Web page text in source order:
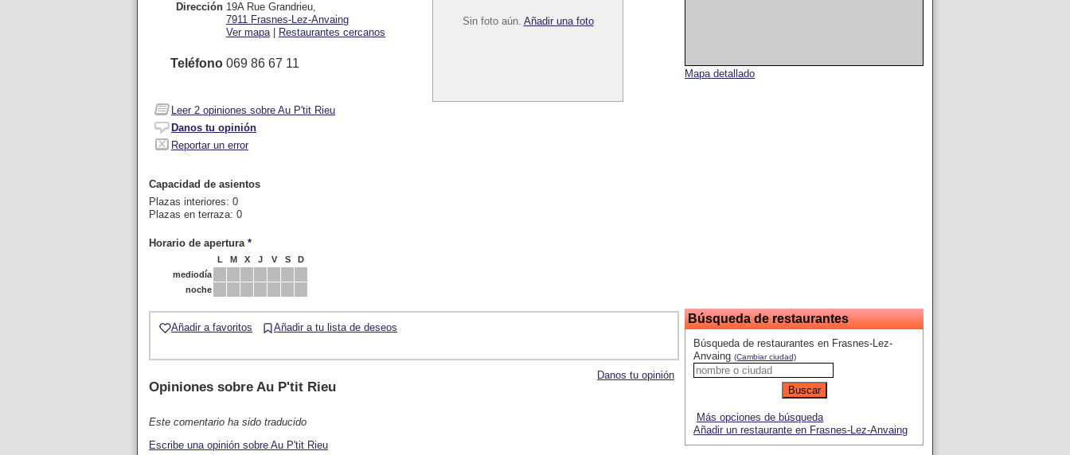
Mapa detallado
Búsqueda de restaurantes
Búsqueda de restaurantes en Frasnes-Lez-
Anvaing (Cambiar ciudad)
Más opciones de búsqueda
Añadir un restaurante en Frasnes-Lez-Anvaing
Sin foto aún. Añadir una foto
Dirección 19A Rue Grandrieu,
7911 Frasnes-Lez-Anvaing
Ver mapa| Restaurantes cercanos
Teléfono 069 86 67 11
Leer 2 opiniones sobre Au P'tit Rieu
Danos tu opinión
Reportar un error
Capacidad de asientos
Plazas interiores: 0
Plazas en terraza: 0
Horario de apertura *
L M X J V S
D
mediodía
noche
Añadir a favoritos Añadir a tu lista de deseos
Danos tu opinión
Opiniones sobre Au P'tit Rieu
Este comentario ha sido traducido
Escribe una opinión sobre Au P'tit Rieu